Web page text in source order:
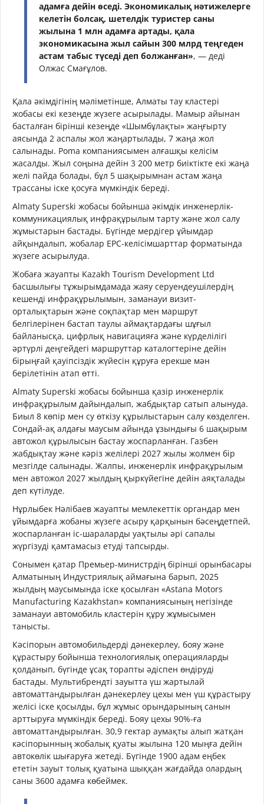
адамға дейін өседі. Экономикалық нәтижелерге
келетін болсақ, шетелдік туристер саны
жылына 1 млн адамға артады, қала
экономикасына жыл сайын 300 млрд теңгеден
астам табыс түседі деп болжанған», — деді
Олжас Смағұлов.
Қала әкімдігінің мәліметінше, Алматы тау кластері
жобасы екі кезеңде жүзеге асырылады. Мамыр айынан
басталған бірінші кезеңде «Шымбұлақты» жаңғырту
аясында 2 аспалы жол жаңартылады, 7 жаңа жол
салынады. Poma компаниясымен алғашқы келісім
жасалды. Жыл соңына дейін 3 200 метр биіктікте екі жаңа
желі пайда болады, бұл 5 шақырымнан астам жаңа
трассаны іске қосуға мүмкіндік береді.
Almaty Superski жобасы бойынша әкімдік инженерлік-
коммуникациялық инфрақұрылым тарту және жол салу
жұмыстарын бастады. Бүгінде мердігер ұйымдар
айқындалып, жобалар EPC-келісімшарттар форматында
жүзеге асырылуда.
Жобаға жауапты Kazakh Tourism Development Ltd
басшылығы тұжырымдамада жаяу серуендеушілердің
кешенді инфрақұрылымын, заманауи визит-
орталықтарын және соқпақтар мен маршрут
белгілерінен бастап таулы аймақтардағы шұғыл
байланысқа, цифрлық навигацияға және күрделілігі
әртүрлі деңгейдегі маршруттар каталогтеріне дейін
бірыңғай қауіпсіздік жүйесін құруға ерекше мән
берілетінін атап өтті.
Almaty Superski жобасы бойынша қазір инженерлік
инфрақұрылым дайындалып, жабдықтар сатып алынуда.
Биыл 8 көпір мен су өткізу құрылыстарын салу көзделген.
Сондай-ақ алдағы маусым айында ұзындығы 6 шақырым
автожол құрылысын бастау жоспарланған. Газбен
жабдықтау және кәріз желілері 2027 жылы жолмен бір
мезгілде салынады. Жалпы, инженерлік инфрақұрылым
мен автожол 2027 жылдың қыркүйегіне дейін аяқталады
деп күтілуде.
Нұрлыбек Нәлібаев жауапты мемлекеттік органдар мен
ұйымдарға жобаны жүзеге асыру қарқынын бәсеңдетпей,
жоспарланған іс-шараларды уақтылы әрі сапалы
жүргізуді қамтамасыз етуді тапсырды.
Сонымен қатар Премьер-министрдің бірінші орынбасары
Алматының Индустриялық аймағына барып, 2025
жылдың маусымында іске қосылған «Astana Motors
Manufacturing Kazakhstan» компаниясының негізінде
заманауи автомобиль кластерін құру жұмысымен
танысты.
Кәсіпорын автомобильдерді дәнекерлеу, бояу және
құрастыру бойынша технологиялық операцияларды
қолданып, бүгінде ұсақ торапты әдіспен өндіруді
бастады. Мультибрендті зауытта үш жартылай
автоматтандырылған дәнекерлеу цехы мен үш құрастыру
желісі іске қосылды, бұл жұмыс орындарының санын
арттыруға мүмкіндік береді. Бояу цехы 90%-ға
автоматтандырылған. 30,9 гектар аумақты алып жатқан
кәсіпорынның жобалық қуаты жылына 120 мыңға дейін
автокөлік шығаруға жетеді. Бүгінде 1900 адам еңбек
ететін зауыт толық қуатына шыққан жағдайда олардың
саны 3600 адамға көбеймек.